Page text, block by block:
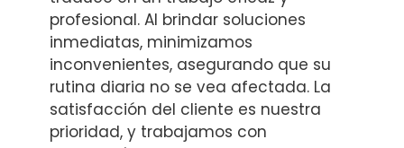
profesional. Al brindar soluciones
inmediatas, minimizamos
inconvenientes, asegurando que su
rutina diaria no se vea afectada. La
satisfacción del cliente es nuestra
prioridad, y trabajamos con